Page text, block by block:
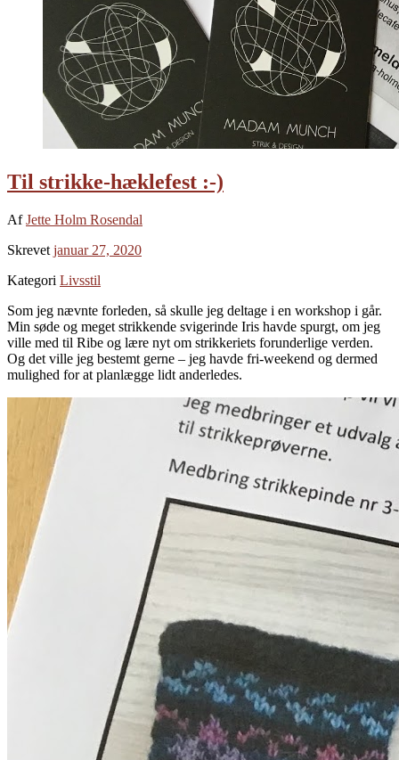
Til strikke-hæklefest :-)
AfJette Holm Rosendal
Skrevet januar 27, 2020
Kategori Livsstil
Som jeg nævnte forleden, så skulle jeg deltage i en workshop i går.
Min søde og meget strikkende svigerinde Iris havde spurgt, om jeg
ville med til Ribe og lære nyt om strikkeriets forunderlige verden.
Og det ville jeg bestemt gerne – jeg havde fri-weekend og dermed
mulighed for at planlægge lidt anderledes.